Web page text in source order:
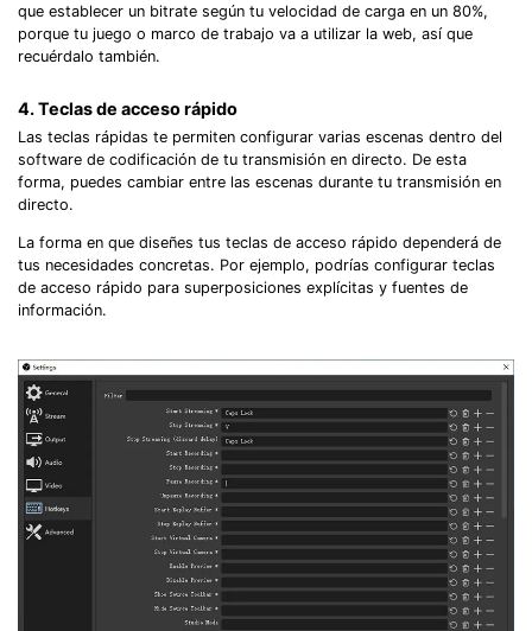
que establecer un bitrate según tu velocidad de carga en un 80%,
porque tu juego o marco de trabajo va a utilizar la web, así que
recuérdalo también.
4. Teclas de acceso rápido󠀲󠀧󠀨󠀦󠀤󠀧󠀤󠀧󠀳
Las teclas rápidas te permiten configurar varias escenas dentro del
software de codificación de tu transmisión en directo.󠀲󠀧󠀨󠀦󠀤󠀧󠀤󠀨󠀳󠀰 De esta
forma, puedes cambiar entre las escenas durante tu transmisión en
directo.󠀲󠀧󠀨󠀦󠀤󠀧󠀤󠀩󠀳
La forma en que diseñes tus teclas de acceso rápido dependerá de
tus necesidades concretas.󠀲󠀧󠀨󠀦󠀤󠀧󠀥󠀠󠀳󠀰 Por ejemplo, podrías configurar teclas
de acceso rápido para superposiciones explícitas y fuentes de
información.󠀲󠀧󠀨󠀦󠀤󠀧󠀥󠀡󠀳